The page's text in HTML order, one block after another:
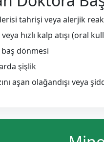
tahrişi veya alerjik
hızlı kalp atışı (oral
dönmesi
şişlik
aşan olağandışı veya